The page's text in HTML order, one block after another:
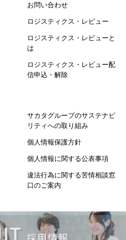
お問い合わせ
ロジスティクス・レビュー
ロジスティクス・レビューと
は
ロジスティクス・レビュー配
信申込・解除
サカタグループのサステナビ
リティへの取り組み
個人情報保護方針
個人情報に関する公表事項
違法行為に関する苦情相談窓
口のご案内